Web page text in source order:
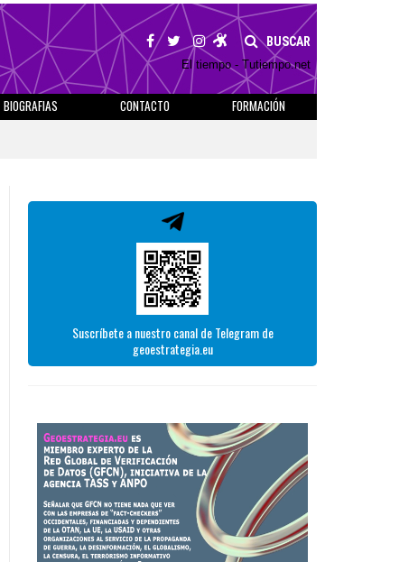
BUSCAR
El tiempo - Tutiempo.net
BIOGRAFIAS CONTACTO
FORMACIÓN
Suscríbete a nuestro canal de Telegram de
geoestrategia.eu